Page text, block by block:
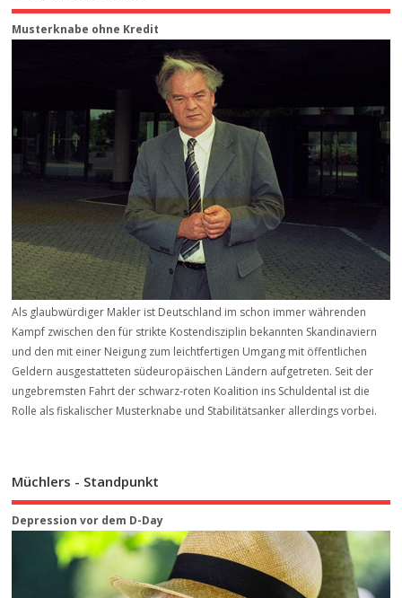
Musterknabe ohne Kredit
Als glaubwürdiger Makler ist Deutschland im schon immer währenden
Kampf zwischen den für strikte Kostendisziplin bekannten Skandinaviern
und den mit einer Neigung zum leichtfertigen Umgang mit öffentlichen
Geldern ausgestatteten südeuropäischen Ländern aufgetreten. Seit der
ungebremsten Fahrt der schwarz-roten Koalition ins Schuldental ist die
Rolle als fiskalischer Musterknabe und Stabilitätsanker allerdings vorbei.
Müchlers - Standpunkt
Depression vor dem D-Day